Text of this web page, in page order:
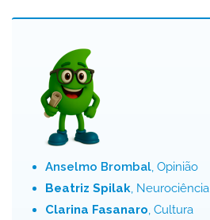
Anselmo Brombal, Opinião
Beatriz Spilak, Neurociência
Clarina Fasanaro, Cultura